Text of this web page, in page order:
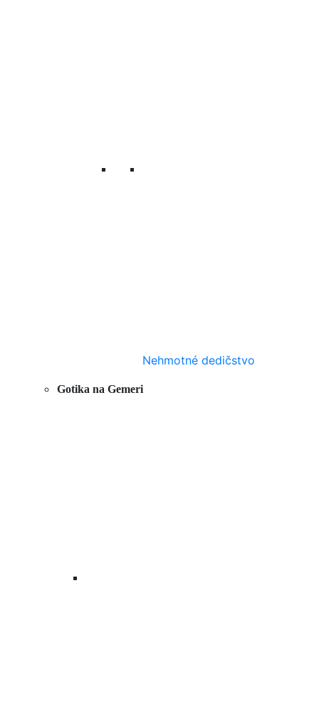
Nehmotné dedičstvo
Gotika na Gemeri